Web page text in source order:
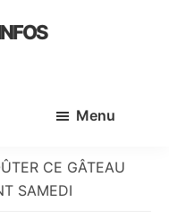
Menu
CE GÂTEAU
SAMEDI